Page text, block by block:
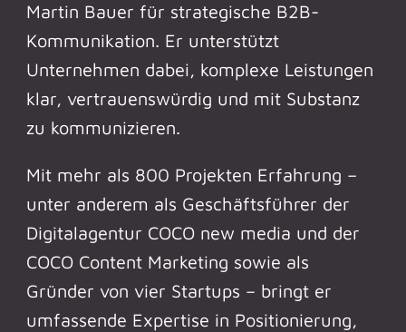
Martin Bauer für strategische B2B-
Kommunikation. Er unterstützt
Unternehmen dabei, komplexe Leistungen
klar, vertrauenswürdig und mit Substanz
zu kommunizieren.
Mit mehr als 800 Projekten Erfahrung –
unter anderem als Geschäftsführer der
Digitalagentur COCO new media und der
COCO Content Marketing sowie als
Gründer von vier Startups – bringt er
umfassende Expertise in Positionierung,